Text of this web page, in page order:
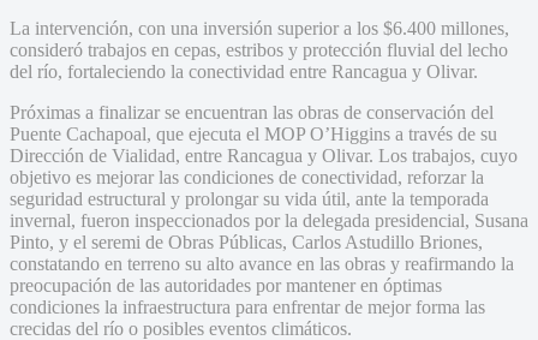
La intervención, con una inversión superior a los $6.400 millones,
consideró trabajos en cepas, estribos y protección fluvial del lecho
del río, fortaleciendo la conectividad entre Rancagua y Olivar.
Próximas a finalizar se encuentran las obras de conservación del
Puente Cachapoal, que ejecuta el MOP O’Higgins a través de su
Dirección de Vialidad, entre Rancagua y Olivar. Los trabajos, cuyo
objetivo es mejorar las condiciones de conectividad, reforzar la
seguridad estructural y prolongar su vida útil, ante la temporada
invernal, fueron inspeccionados por la delegada presidencial, Susana
Pinto, y el seremi de Obras Públicas, Carlos Astudillo Briones,
constatando en terreno su alto avance en las obras y reafirmando la
preocupación de las autoridades por mantener en óptimas
condiciones la infraestructura para enfrentar de mejor forma las
crecidas del río o posibles eventos climáticos.